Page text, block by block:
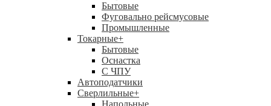
Бытовые
Фуговально рейсмусовые
Промышленные
Токарные+
Бытовые
Оснастка
С ЧПУ
Автоподатчики
Сверлильные+
Напольные